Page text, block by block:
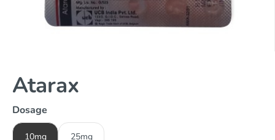
Atarax
Dosage
10mg 25mg